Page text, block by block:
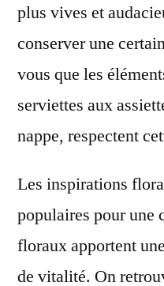
plus vives et
conserver une
vous que les
serviettes aux
nappe, respectent
Les inspirations
populaires pour une
floraux apportent
de vitalité. On